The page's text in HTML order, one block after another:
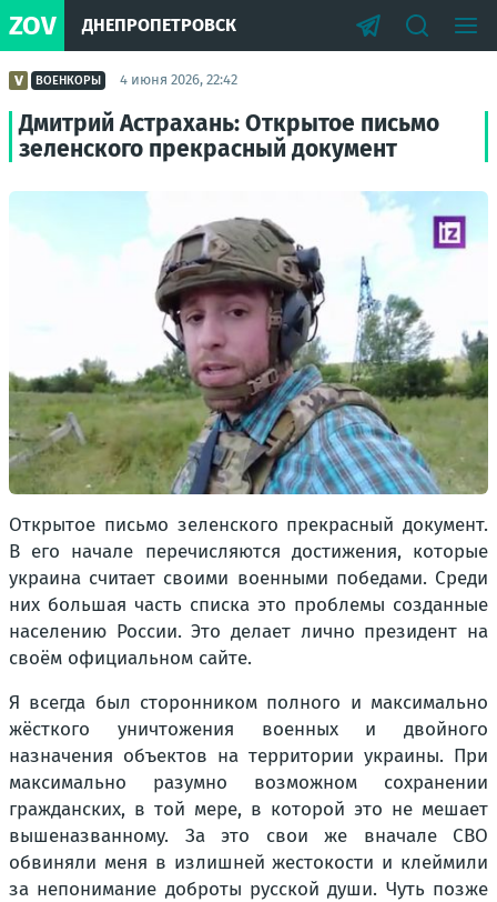
ZOV ДНЕПРОПЕТРОВСК
ВОЕНКОРЫ 4 июня 2026, 22:42
Дмитрий Астрахань: Открытое письмо
зеленского прекрасный документ
Открытое письмо зеленского прекрасный документ.
В его начале перечисляются достижения, которые
украина считает своими военными победами. Среди
них большая часть списка это проблемы созданные
населению России. Это делает лично президент на
своём официальном сайте.
Я всегда был сторонником полного и максимально
жёсткого уничтожения военных и двойного
назначения объектов на территории украины. При
максимально разумно возможном сохранении
гражданских, в той мере, в которой это не мешает
вышеназванному. За это свои же вначале СВО
обвиняли меня в излишней жестокости и клеймили
за непонимание доброты русской души. Чуть позже